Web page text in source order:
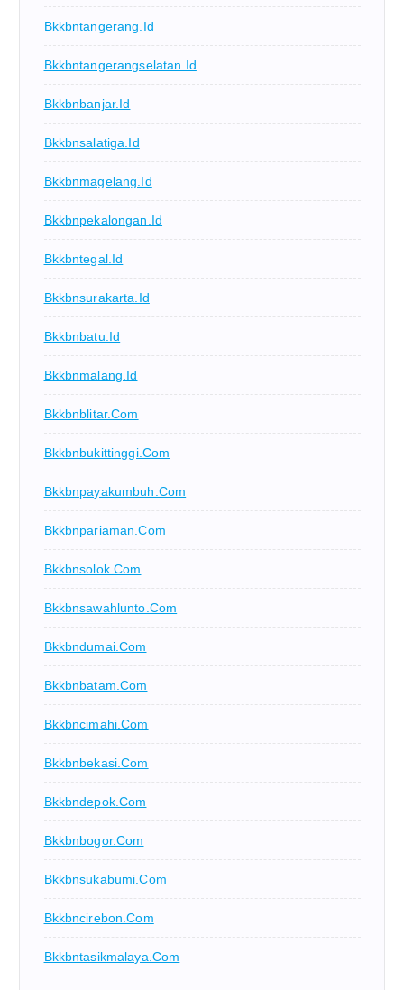
Bkkbntangerang.id
Bkkbntangerangselatan.id
Bkkbnbanjar.id
Bkkbnsalatiga.id
Bkkbnmagelang.id
Bkkbnpekalongan.id
Bkkbntegal.id
Bkkbnsurakarta.id
Bkkbnbatu.id
Bkkbnmalang.id
Bkkbnblitar.com
Bkkbnbukittinggi.com
Bkkbnpayakumbuh.com
Bkkbnpariaman.com
Bkkbnsolok.com
Bkkbnsawahlunto.com
Bkkbndumai.com
Bkkbnbatam.com
Bkkbncimahi.com
Bkkbnbekasi.com
Bkkbndepok.com
Bkkbnbogor.com
Bkkbnsukabumi.com
Bkkbncirebon.com
Bkkbntasikmalaya.com